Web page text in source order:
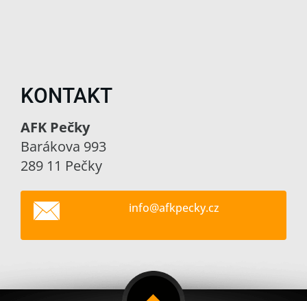
KONTAKT
AFK Pečky
Barákova 993
289 11 Pečky
info@afkpecky.cz